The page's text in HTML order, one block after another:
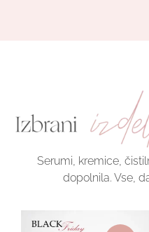
Serumi, kremice,
dopolnila. Vse,